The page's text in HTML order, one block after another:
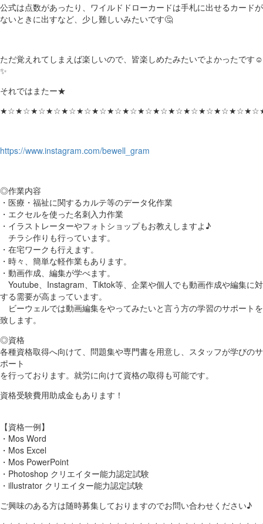
公式は点数があったり、ワイルドドローカードは手札に出せるカードが
ないときに出すなど、少し難しいみたいです🤔
ただ覚えれてしまえば楽しいので、皆楽しめたみたいでよかったです☺
✨
それではまたー★
https://www.instagram.com/bewell_gram
◎作業内容
・医療・福祉に関するカルテ等のデータ化作業
・エクセルを使った名刺入力作業
・イラストレーターやフォトショップもお教えしますよ♪
チラシ作りも行っています。
・在宅ワークも行えます。
・時々、簡単な軽作業もあります。
・動画作成、編集が学べます。
Youtube、Instagram、Tiktok等、企業や個人でも動画作成や編集に対
する需要が高まっています。
ビーウェルでは動画編集をやってみたいと言う方の学習のサポートを
致します。
◎資格
各種資格取得へ向けて、問題集や専門書を用意し、スタッフが学びのサ
ポート
を行っております。就労に向けて資格の取得も可能です。
資格受験費用助成金もあります！
【資格一例】
・Mos Word
・Mos Excel
・Mos PowerPoint
・Photoshop クリエイター能力認定試験
・illustrator クリエイター能力認定試験
ご興味のある方は随時募集しておりますのでお問い合わせください♪